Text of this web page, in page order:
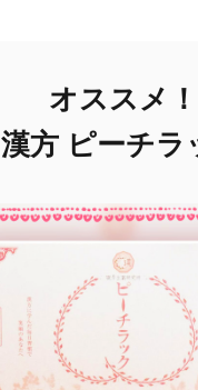
オススメ！
漢方 ピーチラ